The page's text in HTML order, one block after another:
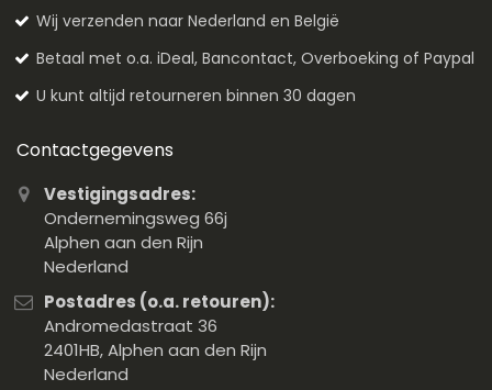
Wij verzenden naar Nederland en België
Betaal met o.a. iDeal, Bancontact, Overboeking of Paypal
U kunt altijd retourneren binnen 30 dagen
Contactgegevens
Vestigingsadres:
Ondernemingsweg 66j
Alphen aan den Rijn
Nederland
Postadres (o.a. retouren):
Andromedastraat 36
2401HB, Alphen aan den Rijn
Nederland